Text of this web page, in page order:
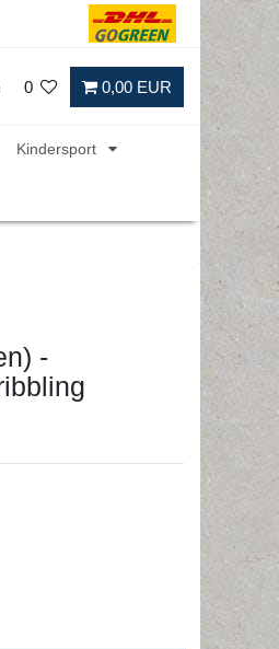
0 0,00 EUR
Kindersport
-